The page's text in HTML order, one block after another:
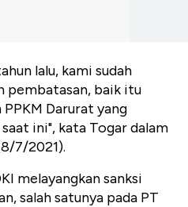
lalu, kami sudah
pembatasan, baik itu
PPKM Darurat yang
ini", kata Togar dalam
7/2021).
melayangkan sanksi
salah satunya pada PT